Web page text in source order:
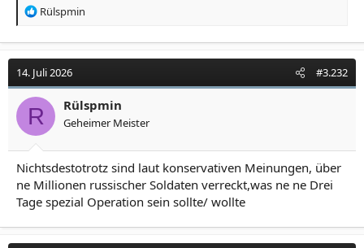
R
a
t
i
o
n
e
Rülspmin
14. Juli 2026 #3.232
R Rülspmin
Geheimer Meister
Nichtsdestotrotz sind laut konservativen Meinungen, über
ne Millionen russischer Soldaten verreckt,was ne ne Drei
Tage spezial Operation sein sollte/ wollte